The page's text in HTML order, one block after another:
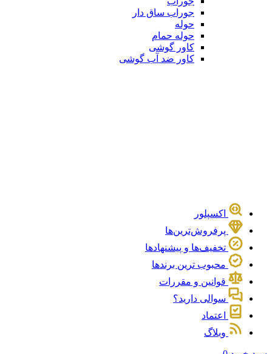
جوراب ساق دار
حوله
حوله حمام
کاور گوشی
کاور ضد آب گوشی
اکسپلور
پرفروش‌ترین‌ها
تخفیف‌ها و پیشنهادها
محبوب ترین برندها
قوانین و مقررات
سوالی دارید؟
اعتماد
وبلاگ